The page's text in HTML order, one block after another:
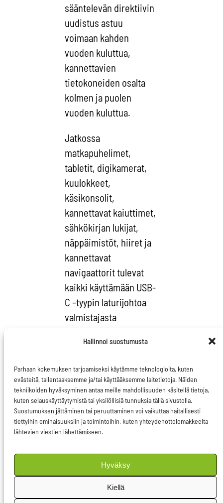
Hallinnoi suostumusta
Parhaan kokemuksen tarjoamiseksi käytämme teknologioita, kuten
evästeitä, tallentaaksemme ja/tai käyttääksemme laitetietoja. Näiden
tekniikoiden hyväksyminen antaa meille mahdollisuuden käsitellä tietoja,
kuten selauskäyttäytymistä tai yksilöllisiä tunnuksia tällä sivustolla.
Suostumuksen jättäminen tai peruuttaminen voi vaikuttaa haitallisesti
tiettyihin ominaisuuksiin ja toimintoihin, kuten yhteydenottolomakkeelta
lähtevien viestien lähettämiseen.
Hyväksy
Kiellä
sääntelevän direktiivin
uudistus astuu
voimaan kahden
vuoden kuluttua,
kannettavien
tietokoneiden osalta
kolmen ja puolen
vuoden kuluttua.
Jatkossa
matkapuhelimet,
tabletit, digikamerat,
kuulokkeet,
käsikonsolit,
kannettavat kaiuttimet,
sähkökirjan lukijat,
näppäimistöt, hiiret ja
kannettavat
navigaattorit tulevat
kaikki käyttämään USB-
C –tyypin laturijohtoa
valmistajasta
uudistus pitää sisällään
laitteiden ja latureiden
kytkykauppojen
purkamisen. Jatkossa
uutta laitetta ostaessa
ei tarvitse ostaa
samalla laturia, sillä
sama laturi käy
pienelektroniikkaan.